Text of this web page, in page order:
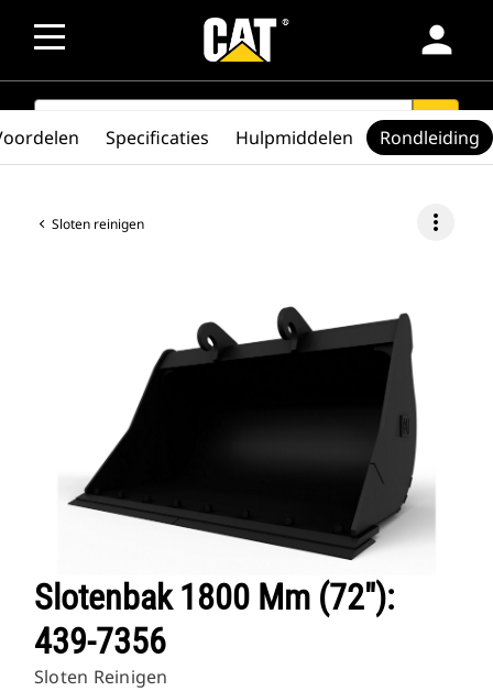
person
SEARCH search
Sloten reinigen more_vert
Slotenbak 1800 Mm (72"):
439-7356
Sloten Reinigen
Specificaties Hulpmiddelen Rondleiding